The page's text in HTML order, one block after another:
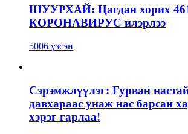
ШУУРХАЙ: Цагдан хорих
КОРОНАВИРУС илэрлээ
5006 үзсэн
Сэрэмжлүүлэг: Гурван
давхараас унаж нас барсан
хэрэг гарлаа!